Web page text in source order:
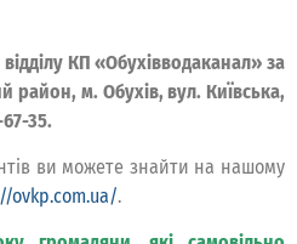
КП «Обухівводаканал» за
район, м. Обухів, вул. Київська,
35.
ви можете знайти на нашому
ovkp.com.ua/.